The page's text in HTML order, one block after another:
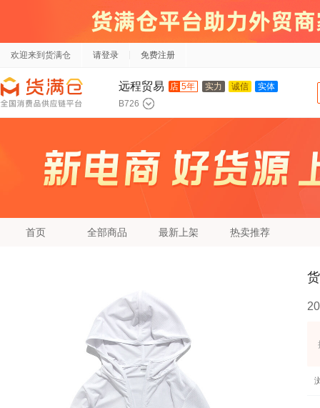
欢迎来到货满仓 请登录 免费注册
远程贸易 店 5年 实力 诚信
实体
B726
首页 全部商品 最新上架 热卖推荐